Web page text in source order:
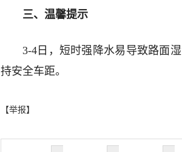
三、温馨提示
3-4日，短时强降水易导致路面
持安全车距。
【举报】